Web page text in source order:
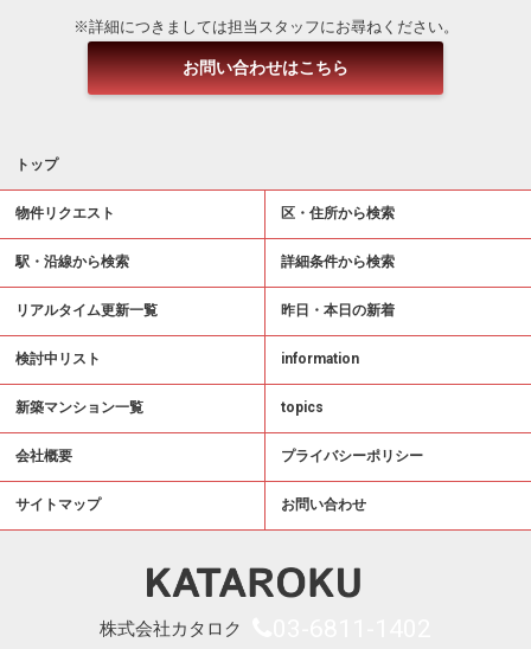
※詳細につきましては担当スタッフにお尋ねください。
お問い合わせはこちら
トップ
物件リクエスト 区・住所から検索
駅・沿線から検索 詳細条件から検索
リアルタイム更新一覧 昨日・本日の新着
検討中リスト information
新築マンション一覧 topics
会社概要 プライバシーポリシー
サイトマップ お問い合わせ
株式会社カタロク